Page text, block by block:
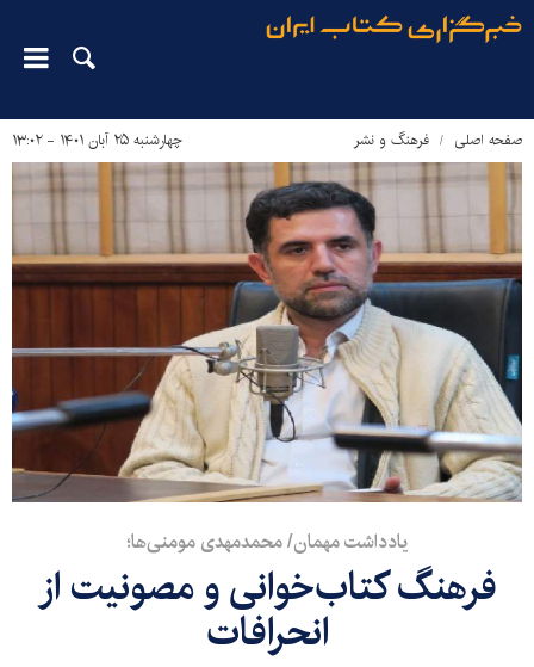
صفحه اصلی فرهنگ و نشر چهارشنبه ۲۵ آبان ۱۴۰۱ - ۱۳:۰۲
یادداشت مهمان/ محمدمهدی مومنی‌ها؛
فرهنگ کتاب‌خوانی و مصونیت از
انحرافات